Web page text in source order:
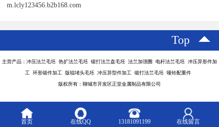
m.lcly123456.b2b168.com
Top
主营产品：冲压法兰毛坯 热扩法兰毛坯 锻打法兰盘毛坯 法兰加强圈 电杆法兰毛坯 冲压异形件加
工 环形锻件加工 版辊堵头毛坯 冲压异型件加工 锻打法兰毛坯 哑铃配重件
版权所有：聊城市开发区正堂金属制品有限公司
首页 在线QQ 13181091199 在线留言